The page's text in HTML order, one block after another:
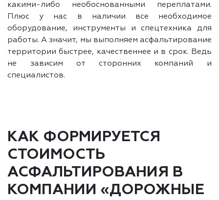
какими-либо необоснованными переплатами.
Плюс у нас в наличии все необходимое
оборудование, инструменты и спецтехника для
работы. А значит, мы выполняем асфальтирование
территории быстрее, качественнее и в срок. Ведь
не зависим от сторонних компаний и
специалистов.
КАК ФОРМИРУЕТСЯ
СТОИМОСТЬ
АСФАЛЬТИРОВАНИЯ В
КОМПАНИИ «ДОРОЖНЫЕ